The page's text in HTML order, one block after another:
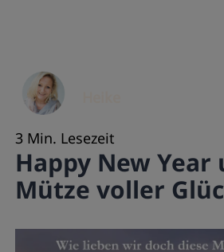
3 Min. Lesezeit
Happy New Year
Mütze voller